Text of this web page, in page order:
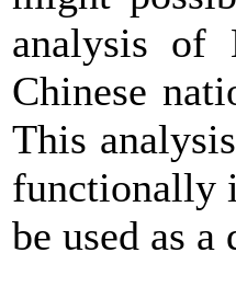
analysis of
Chinese
This
functionally
be used as